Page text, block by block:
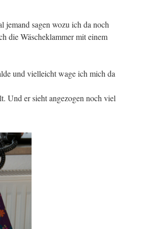
jemand sagen wozu ich da noch
die Wäscheklammer mit einem
und vielleicht wage ich mich da
Und er sieht angezogen noch viel